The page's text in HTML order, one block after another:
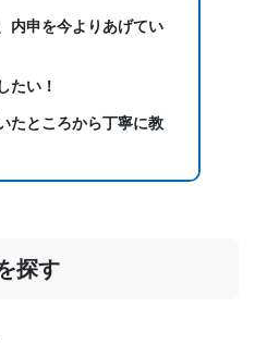
内申を今よりあげてい
たい！
たところから丁寧に教
探す